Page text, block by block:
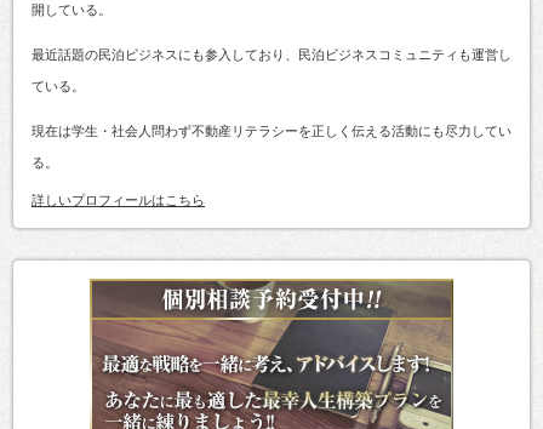
開している。
最近話題の民泊ビジネスにも参入しており、民泊ビジネスコミュニティも運営し
ている。
現在は学生・社会人問わず不動産リテラシーを正しく伝える活動にも尽力してい
る。
詳しいプロフィールはこちら